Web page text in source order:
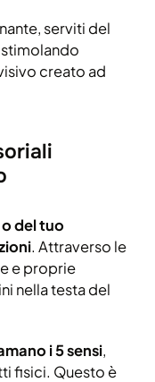
serviti del
creato ad
del tuo
. Attraverso le
e proprie
nella testa del
i 5 sensi,
fisici. Questo è